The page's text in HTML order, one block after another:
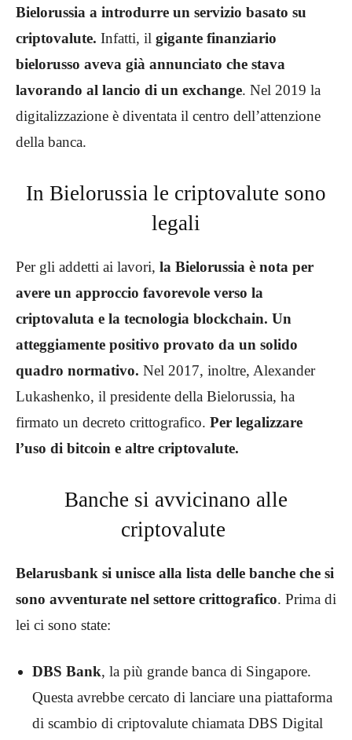
Bielorussia a introdurre un servizio basato su
criptovalute. Infatti, il gigante finanziario
bielorusso aveva già annunciato che stava
lavorando al lancio di un exchange. Nel 2019 la
digitalizzazione è diventata il centro dell’attenzione
della banca.
In Bielorussia le criptovalute sono
legali
Per gli addetti ai lavori, la Bielorussia è nota per
avere un approccio favorevole verso la
criptovaluta e la tecnologia blockchain. Un
atteggiamente positivo provato da un solido
quadro normativo. Nel 2017, inoltre, Alexander
Lukashenko, il presidente della Bielorussia, ha
firmato un decreto crittografico. Per legalizzare
l’uso di bitcoin e altre criptovalute.
Banche si avvicinano alle
criptovalute
Belarusbank si unisce alla lista delle banche che si
sono avventurate nel settore crittografico. Prima di
lei ci sono state:
DBS Bank, la più grande banca di Singapore.
Questa avrebbe cercato di lanciare una piattaforma
di scambio di criptovalute chiamata DBS Digital